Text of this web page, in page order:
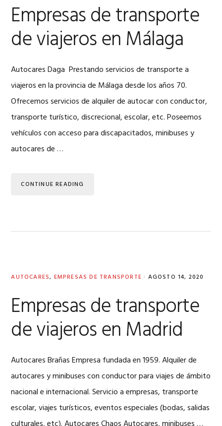
Empresas de transporte
de viajeros en Málaga
Autocares Daga Prestando servicios de transporte a
viajeros en la provincia de Málaga desde los años 70.
Ofrecemos servicios de alquiler de autocar con conductor,
transporte turístico, discrecional, escolar, etc. Poseemos
vehículos con acceso para discapacitados, minibuses y
autocares de …
CONTINUE READING
AUTOCARES, EMPRESAS DE TRANSPORTE · AGOSTO 14, 2020
Empresas de transporte
de viajeros en Madrid
Autocares Brañas Empresa fundada en 1959. Alquiler de
autocares y minibuses con conductor para viajes de ámbito
nacional e internacional. Servicio a empresas, transporte
escolar, viajes turísticos, eventos especiales (bodas, salidas